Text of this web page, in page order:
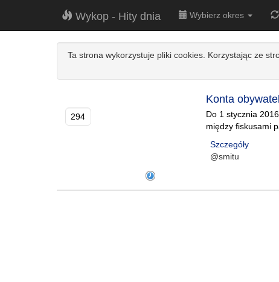
Wykop - Hity dnia Wybierz okres
Ta strona wykorzystuje pliki cookies. Korzystając ze
294
Konta
Do 1 stycznia
między fiskusami
Szczegóły
@smitu